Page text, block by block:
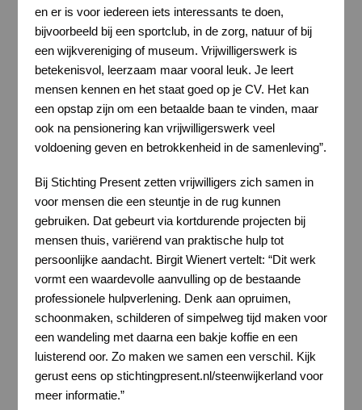
en er is voor iedereen iets interessants te doen,
bijvoorbeeld bij een sportclub, in de zorg, natuur of bij
een wijkvereniging of museum. Vrijwilligerswerk is
betekenisvol, leerzaam maar vooral leuk. Je leert
mensen kennen en het staat goed op je CV. Het kan
een opstap zijn om een betaalde baan te vinden, maar
ook na pensionering kan vrijwilligerswerk veel
voldoening geven en betrokkenheid in de samenleving”.
Bij Stichting Present zetten vrijwilligers zich samen in
voor mensen die een steuntje in de rug kunnen
gebruiken. Dat gebeurt via kortdurende projecten bij
mensen thuis, variërend van praktische hulp tot
persoonlijke aandacht. Birgit Wienert vertelt: “Dit werk
vormt een waardevolle aanvulling op de bestaande
professionele hulpverlening. Denk aan opruimen,
schoonmaken, schilderen of simpelweg tijd maken voor
een wandeling met daarna een bakje koffie en een
luisterend oor. Zo maken we samen een verschil. Kijk
gerust eens op stichtingpresent.nl/steenwijkerland voor
meer informatie.”